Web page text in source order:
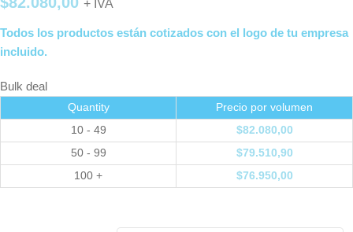
+ IVA
Todos los productos están cotizados con el logo de tu empresa
incluido.
Bulk deal
Quantity
Precio por volumen
10 - 49
$82.080,00
50 - 99
$79.510,90
100 +
$76.950,00